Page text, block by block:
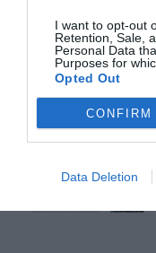
I want to opt-out
Retention, Sale,
Personal Data
Purposes for
Opted Out
CONFIRM
Data Deletion